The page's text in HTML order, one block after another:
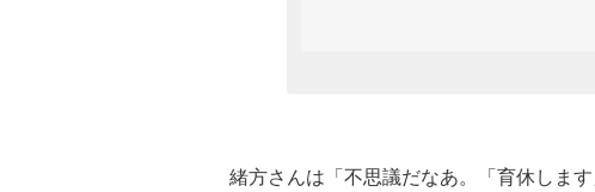
緒方さんは「不思議だなあ。「育休しま